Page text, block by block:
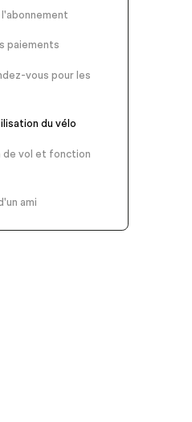
paiements
vous pour les
du vélo
de vol et fonction
ami